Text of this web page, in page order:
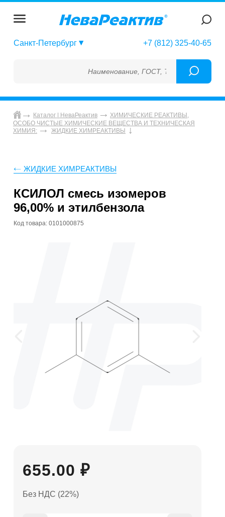
Санкт-Петербург +7 (812) 325-40-65
Наименование, ГОСТ, ТУ, ГСО, МСО,
Каталог | НеваРеактив
ХИМИЧЕСКИЕ РЕАКТИВЫ,
ОСОБО ЧИСТЫЕ ХИМИЧЕСКИЕ ВЕЩЕСТВА И ТЕХНИЧЕСКАЯ
ХИМИЯ:
ЖИДКИЕ ХИМРЕАКТИВЫ
ЖИДКИЕ ХИМРЕАКТИВЫ
КСИЛОЛ смесь изомеров
96,00% и этилбензола
Код товара: 0101000875
655.00 ₽
Без НДС (22%)